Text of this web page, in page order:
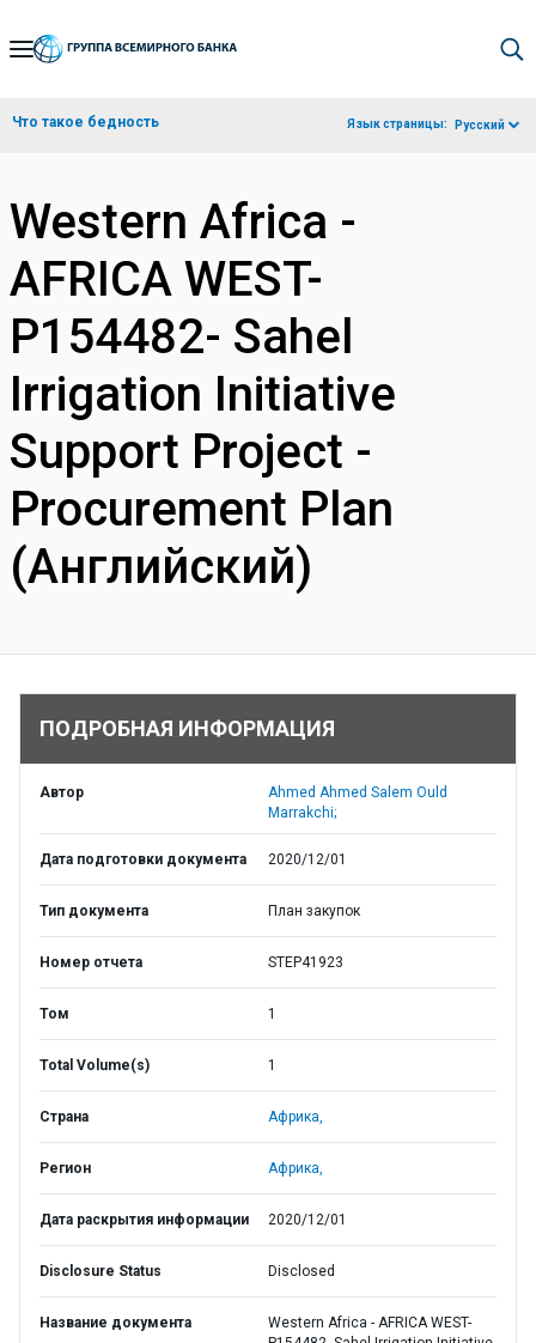
Skip
Navigation
Что такое бедность Язык страницы: Русский
Western Africa -
AFRICA WEST-
P154482- Sahel
Irrigation Initiative
Support Project -
Procurement Plan
(Английский)
ПОДРОБНАЯ ИНФОРМАЦИЯ
Автор
Ahmed Ahmed Salem Ould
Marrakchi;
Дата подготовки документа 2020/12/01
Тип документа План закупок
Номер отчета STEP41923
Том 1
Total Volume(s) 1
Страна Африка,
Регион Африка,
Дата раскрытия информации 2020/12/01
Disclosure Status Disclosed
Название документа
Western Africa - AFRICA WEST-